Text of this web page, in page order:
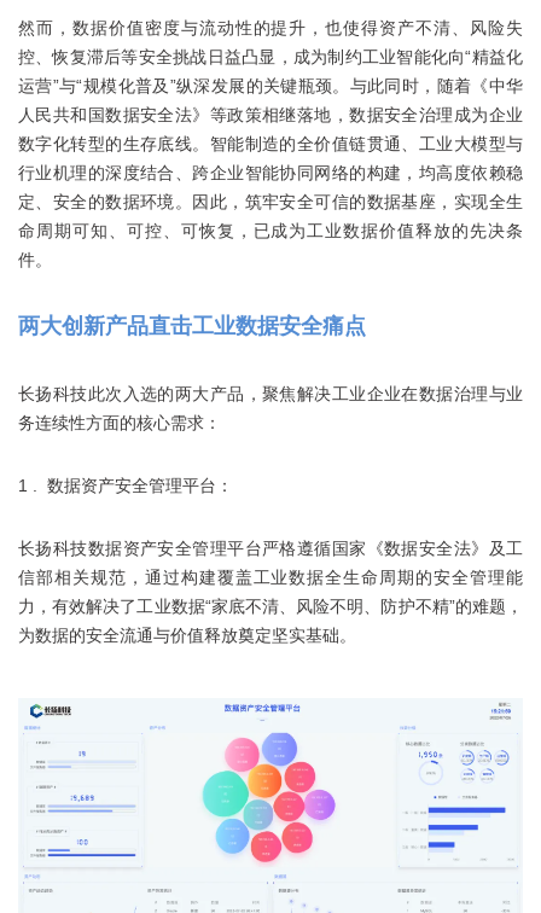
然而，数据价值密度与流动性的提升，也使得资产不清、风险失
控、恢复滞后等安全挑战日益凸显，成为制约工业智能化向“精益化
运营”与“规模化普及”纵深发展的关键瓶颈。与此同时，随着《中华
人民共和国数据安全法》等政策相继落地，数据安全治理成为企业
数字化转型的生存底线。智能制造的全价值链贯通、工业大模型与
行业机理的深度结合、跨企业智能协同网络的构建，均高度依赖稳
定、安全的数据环境。因此，筑牢安全可信的数据基座，实现全生
命周期可知、可控、可恢复，已成为工业数据价值释放的先决条
件。
两大创新产品直击工业数据安全痛点
长扬科技此次入选的两大产品，聚焦解决工业企业在数据治理与业
务连续性方面的核心需求：
1 . 数据资产安全管理平台：
长扬科技数据资产安全管理平台严格遵循国家《数据安全法》及工
信部相关规范，通过构建覆盖工业数据全生命周期的安全管理能
力，有效解决了工业数据“家底不清、风险不明、防护不精”的难题，
为数据的安全流通与价值释放奠定坚实基础。